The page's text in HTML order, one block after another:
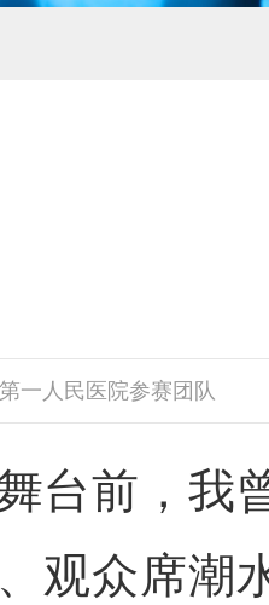
一人民医院参赛团队
台前，我
观众席潮